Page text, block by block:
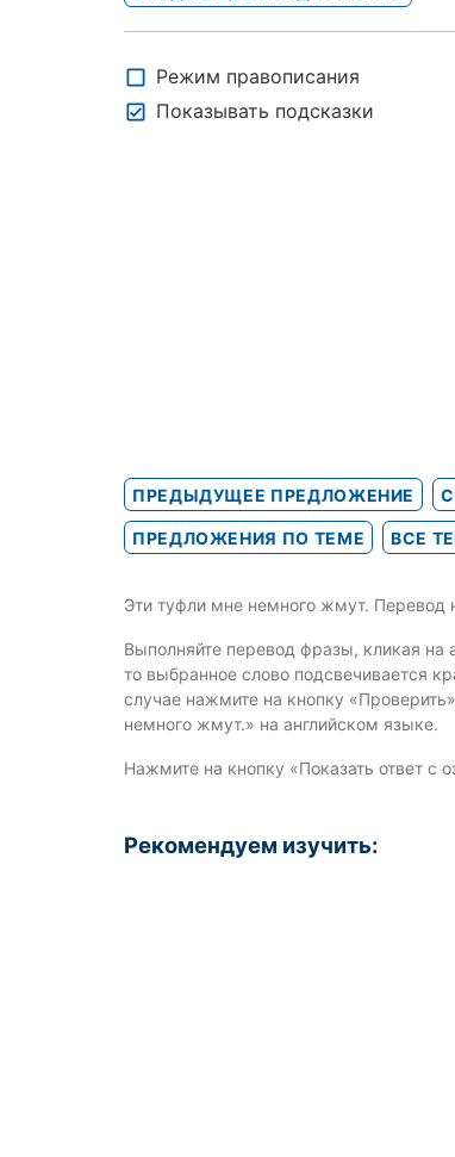
Режим правописания
Показывать подсказки
ПРЕДЫДУЩЕЕ ПРЕДЛОЖЕНИЕ
ПРЕДЛОЖЕНИЯ ПО ТЕМЕ ВСЕ
Эти туфли мне немного жмут. Перевод
Выполняйте перевод фразы, кликая на
то выбранное слово подсвечивается
случае нажмите на кнопку
немного жмут.» на английском языке.
Нажмите на кнопку «Показать ответ с
Рекомендуем изучить: